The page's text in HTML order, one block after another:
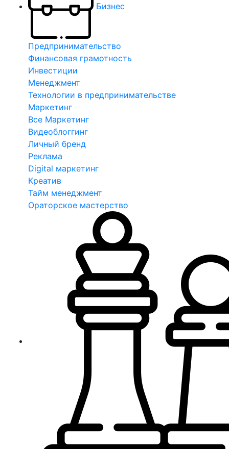
Бизнес
Предпринимательство
Финансовая грамотность
Инвестиции
Менеджмент
Технологии в предпринимательстве
Маркетинг
Все Маркетинг
Видеоблоггинг
Личный бренд
Реклама
Digital маркетинг
Креатив
Тайм менеджмент
Ораторское мастерство